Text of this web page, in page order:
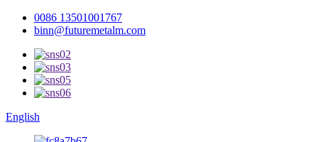
0086 13501001767
binn@futuremetalm.com
English